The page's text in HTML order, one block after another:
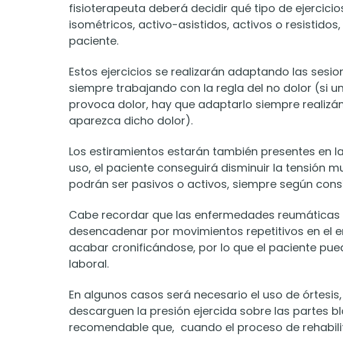
fisioterapeuta deberá decidir qué tipo de
isométricos, activo-asistidos, activos o
paciente.
Estos ejercicios se realizarán adaptando las
siempre trabajando con la regla del no dolor (si
provoca dolor, hay que adaptarlo siempre
aparezca dicho dolor).
Los estiramientos estarán también presentes en
uso, el paciente conseguirá disminuir la tensión
podrán ser pasivos o activos, siempre según
Cabe recordar que las enfermedades
desencadenar por movimientos repetitivos en el
acabar cronificándose, por lo que el paciente
laboral.
En algunos casos será necesario el uso de
descarguen la presión ejercida sobre las partes
recomendable que, cuando el proceso de